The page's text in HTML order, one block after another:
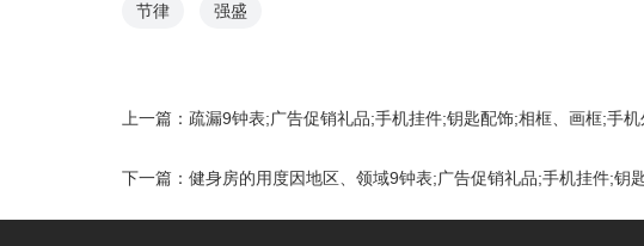
节律 强盛
上一篇： 疏漏9钟表;广告促销礼品;手机挂件;钥匙配饰;相框、画框;手
下一篇： 健身房的用度因地区、领域9钟表;广告促销礼品;手机挂件;钥